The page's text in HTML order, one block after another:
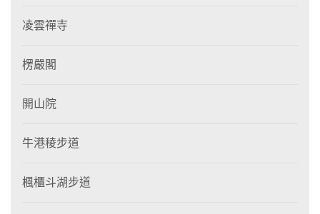
凌雲禪寺
楞嚴閣
開山院
牛港稜步道
楓櫃斗湖步道